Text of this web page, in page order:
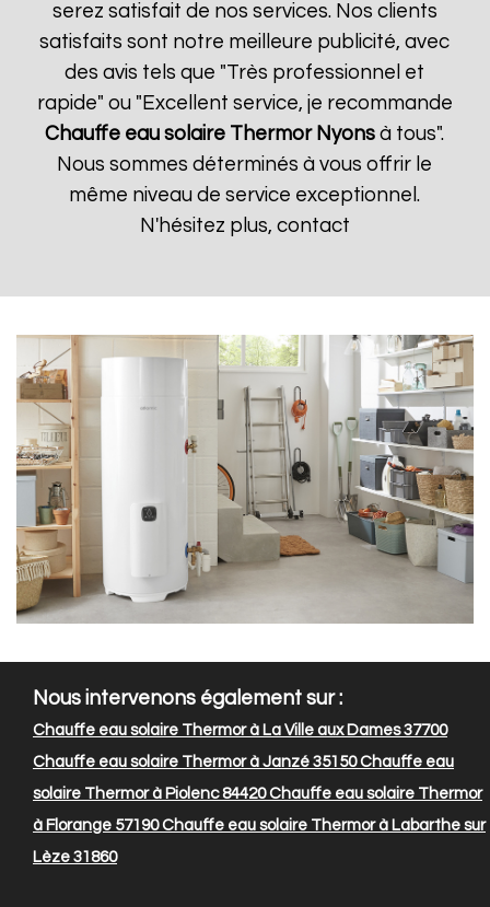
serez satisfait de nos services. Nos clients
satisfaits sont notre meilleure publicité, avec
des avis tels que "Très professionnel et
rapide" ou "Excellent service, je recommande
Chauffe eau solaire Thermor Nyons à tous".
Nous sommes déterminés à vous offrir le
même niveau de service exceptionnel.
N'hésitez plus, contact
Nous intervenons également sur :
Chauffe eau solaire Thermor à La Ville aux Dames 37700
Chauffe eau solaire Thermor à Janzé 35150Chauffe eau
solaire Thermor à Piolenc 84420Chauffe eau solaire Thermor
à Florange 57190Chauffe eau solaire Thermor à Labarthe sur
Lèze 31860